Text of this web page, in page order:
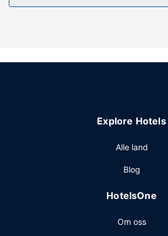
utsikten fra en terrasse. Dette hotellet
Gjester har tilgang til blant annet
du en event i Boerne? Som en av
kvadratmeter, blant annet
Explore Hotels
Alle land
Blog
HotelsOne
Om oss